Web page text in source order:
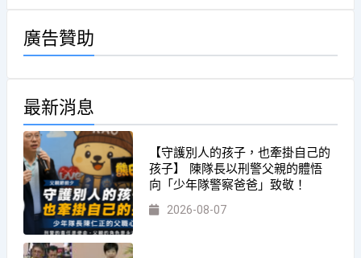
廣告贊助
最新消息
【守護別人的孩子，也牽掛自己的
孩子】 陳隊長以刑警父親的體悟
向「少年隊警察爸爸」致敬！
2026-08-07